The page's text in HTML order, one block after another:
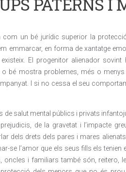
un bé jurídic superior la
emmarcar, en forma de xantatge
existeix. El progenitor alienador
bé mostra problemes, més o
I si no cessa el seu
de salut mental públics i privats
de la gravetat i l’impacte
dels drets dels pares i mares
se l’amor que els seus fills els tenien
i familiars també són, reitero,